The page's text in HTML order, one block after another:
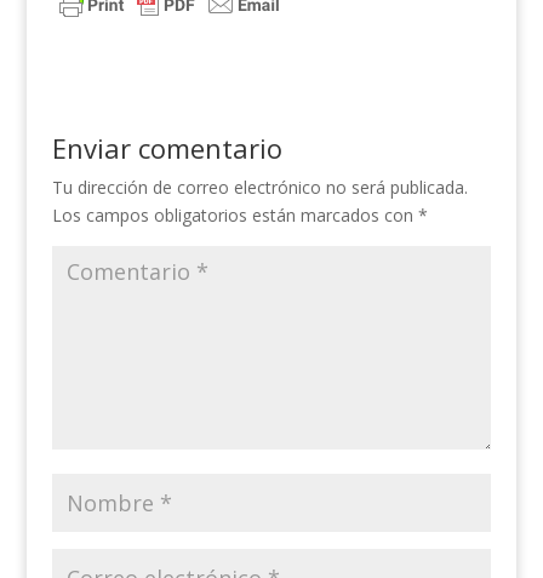
Enviar comentario
Tu dirección de correo electrónico no será publicada.
Los campos obligatorios están marcados con *